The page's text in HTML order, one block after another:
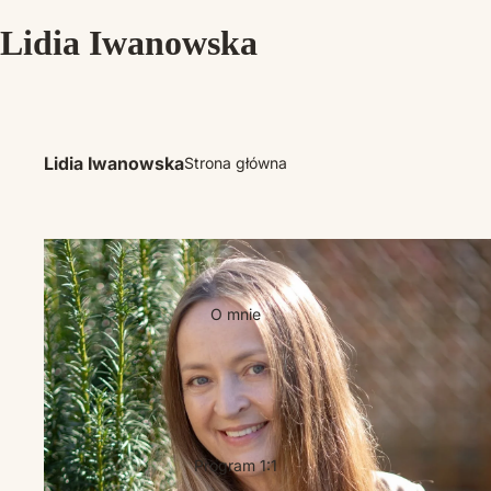
Lidia Iwanowska
Lidia IwanowskaStrona główna
O mnie
Program 1:1